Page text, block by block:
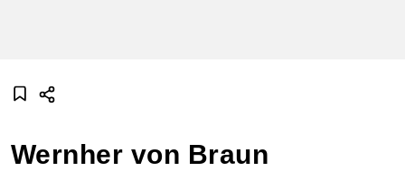
Wernher von Braun